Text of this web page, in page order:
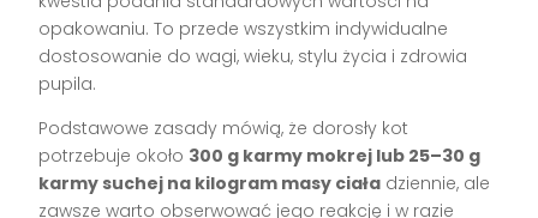
opakowaniu. To przede wszystkim indywidualne
dostosowanie do wagi, wieku, stylu życia i zdrowia
pupila.
Podstawowe zasady mówią, że dorosły kot
potrzebuje około 300 g karmy mokrej lub 25–30 g
karmy suchej na kilogram masy ciała dziennie, ale
zawsze warto obserwować jego reakcję i w razie